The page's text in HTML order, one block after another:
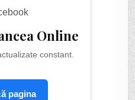
Online
constant.
pagina